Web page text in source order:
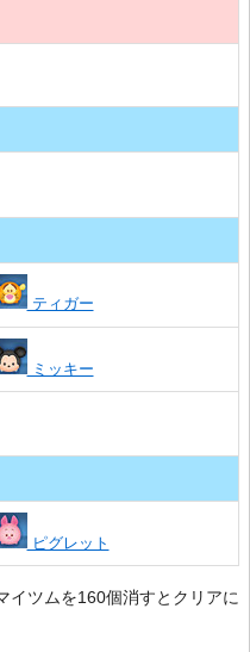
ティガー
ミッキー
ピグレット
イツムを160個消すとクリアに